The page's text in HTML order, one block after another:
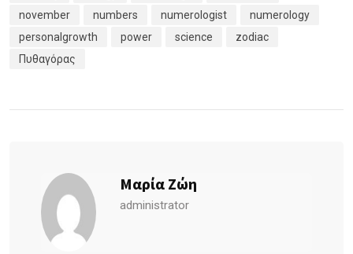
november
numbers numerologist
numerology
personalgrowth
power science
zodiac
Πυθαγόρας
Μαρία Ζώη
administrator